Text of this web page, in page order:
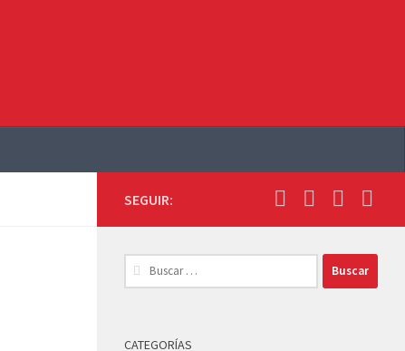
SEGUIR:
Buscar:
CATEGORÍAS